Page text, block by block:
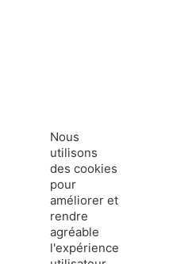
Nous
utilisons
des cookies
pour
améliorer et
rendre
agréable
l'expérience